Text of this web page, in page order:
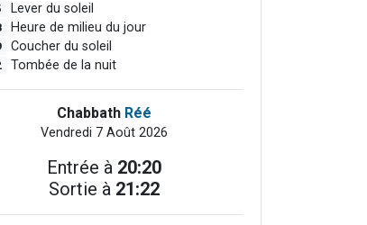
Lever du soleil
Heure de milieu du jour
Coucher du soleil
Tombée de la nuit
Chabbath Réé
Vendredi 7 Août 2026
Entrée à 20:20
Sortie à 21:22